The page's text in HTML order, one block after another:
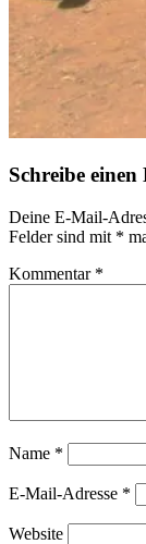
Schreibe
Deine E-Mail-
Felder sind mit *
Kommentar *
Name *
E-Mail-Adresse *
Website